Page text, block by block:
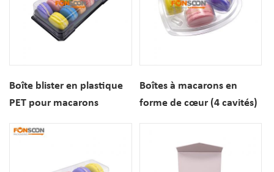
desserts
Boîte blister en plastique
PET pour macarons
Boîtes à macarons en
forme de cœur (4 cavités)